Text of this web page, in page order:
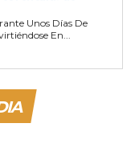
Unos Días De
En...